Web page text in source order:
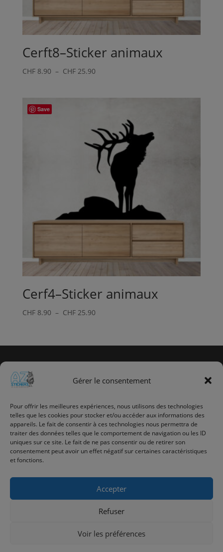
Gérer le consentement
Pour offrir les meilleures expériences, nous utilisons des technologies
telles que les cookies pour stocker et/ou accéder aux informations des
appareils. Le fait de consentir à ces technologies nous permettra de
traiter des données telles que le comportement de navigation ou les ID
uniques sur ce site. Le fait de ne pas consentir ou de retirer son
consentement peut avoir un effet négatif sur certaines caractéristiques
et fonctions.
Accepter
Refuser
Voir les préférences
Cerft8–Sticker animaux
CHF8.90 – CHF25.90Plage
CHF 25.90
Save
Cerf4–Sticker animaux
CHF8.90 – CHF25.90Plage
CHF 8.90
Info utile
Promotions
Nouveaux produits
Meilleures Ventes
Contactez-nous
Politique de confidentialité
Mon compte
079 337 91 98 –contact@az-stickers.ch